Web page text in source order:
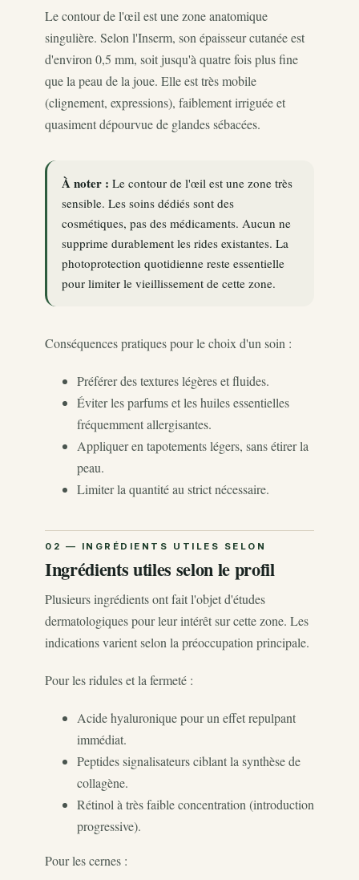
Le contour de l'œil est une zone anatomique
singulière. Selon l'Inserm, son épaisseur cutanée est
d'environ 0,5 mm, soit jusqu'à quatre fois plus fine
que la peau de la joue. Elle est très mobile
(clignement, expressions), faiblement irriguée et
quasiment dépourvue de glandes sébacées.
À noter : Le contour de l'œil est une zone très
sensible. Les soins dédiés sont des
cosmétiques, pas des médicaments. Aucun ne
supprime durablement les rides existantes. La
photoprotection quotidienne reste essentielle
pour limiter le vieillissement de cette zone.
Conséquences pratiques pour le choix d'un soin :
Préférer des textures légères et fluides.
Éviter les parfums et les huiles essentielles
fréquemment allergisantes.
Appliquer en tapotements légers, sans étirer la
peau.
Limiter la quantité au strict nécessaire.
Ingrédients utiles selon le profil
Plusieurs ingrédients ont fait l'objet d'études
dermatologiques pour leur intérêt sur cette zone. Les
indications varient selon la préoccupation principale.
Pour les ridules et la fermeté :
Acide hyaluronique pour un effet repulpant
immédiat.
Peptides signalisateurs ciblant la synthèse de
collagène.
Rétinol à très faible concentration (introduction
progressive).
Pour les cernes :